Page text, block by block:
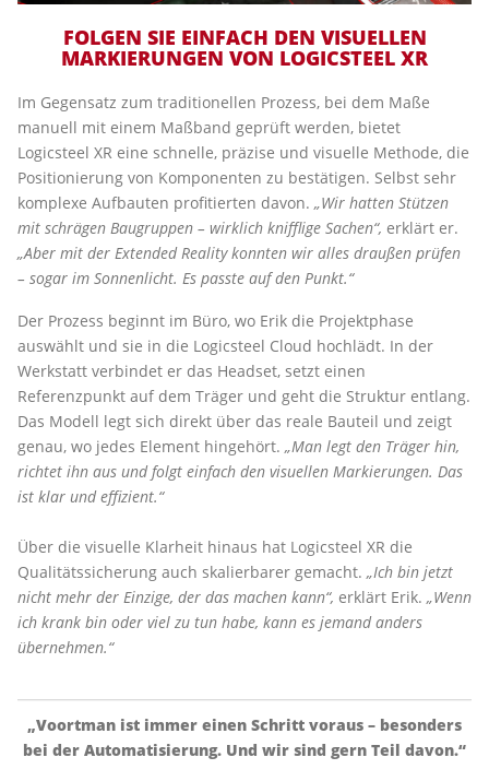
FOLGEN SIE EINFACH DEN VISUELLEN
MARKIERUNGEN VON LOGICSTEEL XR
Im Gegensatz zum traditionellen Prozess, bei dem Maße
manuell mit einem Maßband geprüft werden, bietet
Logicsteel XR eine schnelle, präzise und visuelle Methode, die
Positionierung von Komponenten zu bestätigen. Selbst sehr
komplexe Aufbauten profitierten davon. „Wir hatten Stützen
mit schrägen Baugruppen – wirklich knifflige Sachen“, erklärt er.
„Aber mit der Extended Reality konnten wir alles draußen prüfen
– sogar im Sonnenlicht. Es passte auf den Punkt.“
Der Prozess beginnt im Büro, wo Erik die Projektphase
auswählt und sie in die Logicsteel Cloud hochlädt. In der
Werkstatt verbindet er das Headset, setzt einen
Referenzpunkt auf dem Träger und geht die Struktur entlang.
Das Modell legt sich direkt über das reale Bauteil und zeigt
genau, wo jedes Element hingehört. „Man legt den Träger hin,
richtet ihn aus und folgt einfach den visuellen Markierungen. Das
ist klar und effizient.“
Über die visuelle Klarheit hinaus hat Logicsteel XR die
Qualitätssicherung auch skalierbarer gemacht. „Ich bin jetzt
nicht mehr der Einzige, der das machen kann“, erklärt Erik. „Wenn
ich krank bin oder viel zu tun habe, kann es jemand anders
übernehmen.“
„Voortman ist immer einen Schritt voraus – besonders
bei der Automatisierung. Und wir sind gern Teil davon.“